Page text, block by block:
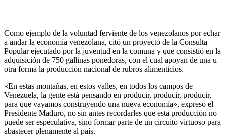
Como ejemplo de la voluntad ferviente de los venezolanos por echar
a andar la economía venezolana, citó un proyecto de la Consulta
Popular ejecutado por la juventud en la comuna y que consistió en la
adquisición de 750 gallinas ponedoras, con el cual apoyan de una u
otra forma la producción nacional de rubros alimenticios.
«En estas montañas, en estos valles, en todos los campos de
Venezuela, la gente está pensando en producir, producir, producir,
para que vayamos construyendo una nueva economía», expresó el
Presidente Maduro, no sin antes recordarles que esta producción no
puede ser especulativa, sino formar parte de un circuito virtuoso para
abastecer plenamente al país.